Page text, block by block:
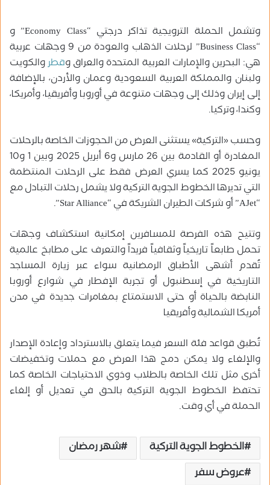
وتشمل الحملة الترويجية تذاكر درجتي “Economy Class” و
“Business Class” لرحلات الذهاب والعودة من 9 وجهات عربية
هي: البحرين والإمارات العربية المتحدة والعراق وقطروالكويت
ولبنان والمملكة العربية السعودية وعمان والأردن، بالإضافة
إلى إيران وذلك إلى وجهات متنوعة في أوروبا وأفريقيا، وأمريكا،
وكندا، وتركيا.
وحسب «التركية» يستثنى العرض من الحجوزات الخاصة بالرحلات
المغادرة أو القادمة بين 26 مارس و6 أبريل 2025 وبين 1 و10
يونيو 2025 كما يسري العرض فقط على الرحلات المنتظمة
التي تديرها الخطوط الجوية التركية ولا يشمل رحلات التبادل مع
“AJet” أو شركات الطيران الشريكة في “Star Alliance”.
وتتيح هذه الفرصة للمسافرين إمكانية استكشاف وجهات
تحمل طابعاً تاريخياً وثقافياً فريداً والتعرف على مطابخ عالمية
تُقدم أشهى الأطباق الرمضانية سواء عبر زيارة المساجد
التاريخية في إسطنبول أو تجربة الإفطار في شوارع أوروبا
النابضة بالحياة أو حتى الاستمتاع بمغامرات جديدة في مدن
أمريكا الشمالية وأفريقيا
تُطبق قواعد فئة السعر فيما يتعلق بالاسترداد وإعادة الإصدار
والإلغاء ولا يمكن دمج هذا العرض مع حملات وتخفيضات
أخرى مثل تلك الخاصة بالطلاب وذوي الاحتياجات الخاصة كما
تحتفظ الخطوط الجوية التركية بالحق في تعديل أو إلغاء
الحملة في أي وقت.
الخطوط الجوية التركية
شهر رمضان
عروض سفر